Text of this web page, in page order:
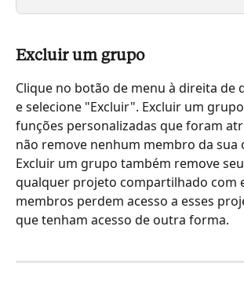
Excluir um grupo
Clique no botão de menu à direita de
e selecione "Excluir". Excluir um
funções personalizadas que foram
não remove nenhum membro da sua
Excluir um grupo também remove
qualquer projeto compartilhado com
membros perdem acesso a esses
que tenham acesso de outra forma.